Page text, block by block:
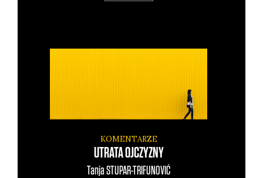
KOMENTARZE
UTRATA OJCZYZNY
TanjaSTUPAR-TRIFUNOVIĆ